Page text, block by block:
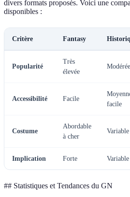
divers formats proposés. Voici une
disponibles :
Critère Fantasy
Popularité
Très
élevée
Modérée
Accessibilité Facile
facile
Costume
Abordable
à cher
Variable
Implication Forte Variable
## Statistiques et Tendances du GN